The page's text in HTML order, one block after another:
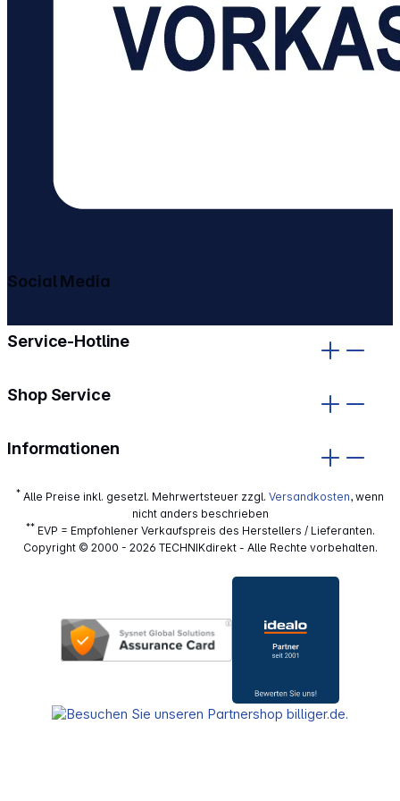
Service-Hotline
Shop Service
Informationen
Social Media
* Alle Preise inkl. gesetzl. Mehrwertsteuer zzgl. Versandkosten, wenn
nicht anders beschrieben
**EVP = Empfohlener Verkaufspreis des Herstellers / Lieferanten.
Copyright © 2000 - 2026 TECHNIKdirekt - Alle Rechte vorbehalten.